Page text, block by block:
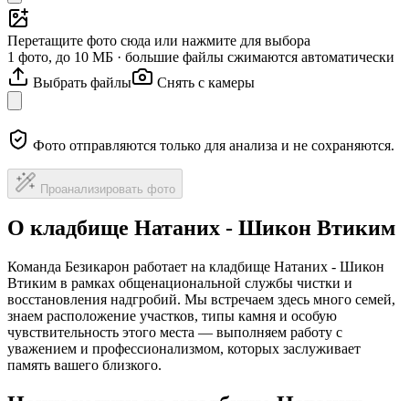
Перетащите фото сюда или нажмите для выбора
1 фото, до 10 МБ · большие файлы сжимаются автоматически
Выбрать файлы
Снять с камеры
Фото отправляются только для анализа и не сохраняются.
Проанализировать фото
О кладбище Натаних - Шикон Втиким
Команда Безикарон работает на кладбище Натаних - Шикон
Втиким в рамках общенациональной службы чистки и
восстановления надгробий. Мы встречаем здесь много семей,
знаем расположение участков, типы камня и особую
чувствительность этого места — выполняем работу с
уважением и профессионализмом, которых заслуживает
память вашего близкого.